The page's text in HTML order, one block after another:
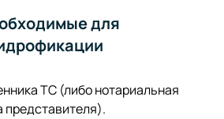
для
ТС (либо нотариальная
представителя).